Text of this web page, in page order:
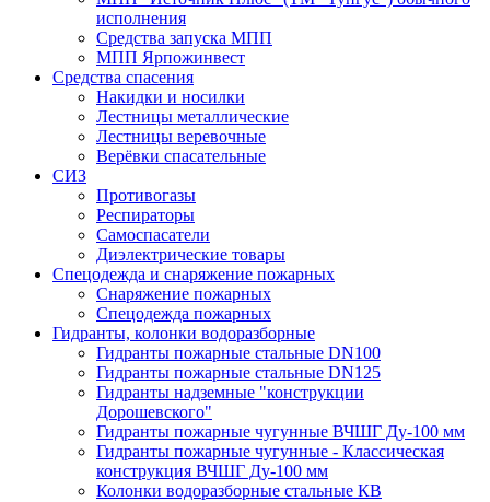
исполнения
Средства запуска МПП
МПП Ярпожинвест
Средства спасения
Накидки и носилки
Лестницы металлические
Лестницы веревочные
Верёвки спасательные
СИЗ
Противогазы
Респираторы
Самоспасатели
Диэлектрические товары
Спецодежда и снаряжение пожарных
Снаряжение пожарных
Спецодежда пожарных
Гидранты, колонки водоразборные
Гидранты пожарные стальные DN100
Гидранты пожарные стальные DN125
Гидранты надземные "конструкции
Дорошевского"
Гидранты пожарные чугунные ВЧШГ Ду-100 мм
Гидранты пожарные чугунные - Классическая
конструкция ВЧШГ Ду-100 мм
Колонки водоразборные стальные КВ